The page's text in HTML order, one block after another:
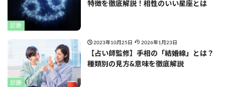
診断
特徴を徹底解説！相性のいい星座とは
診断
2023年10月25日 2026年1月23日
【占い師監修】手相の「結婚線」とは？
種類別の見方&意味を徹底解説